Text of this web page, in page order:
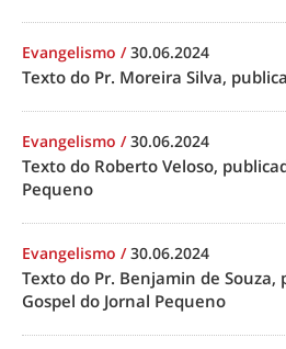
Evangelismo /30.06.2024
Texto do Pr. Moreira Silva,
Evangelismo /30.06.2024
Texto do Roberto Veloso,
Pequeno
Evangelismo /30.06.2024
Texto do Pr. Benjamin de Souza,
Gospel do Jornal Pequeno